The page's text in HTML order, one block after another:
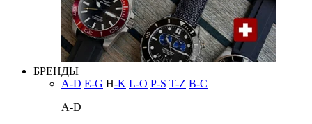
БРЕНДЫ
A-D E-G H-K L-O P-S T-Z В-С
A-D